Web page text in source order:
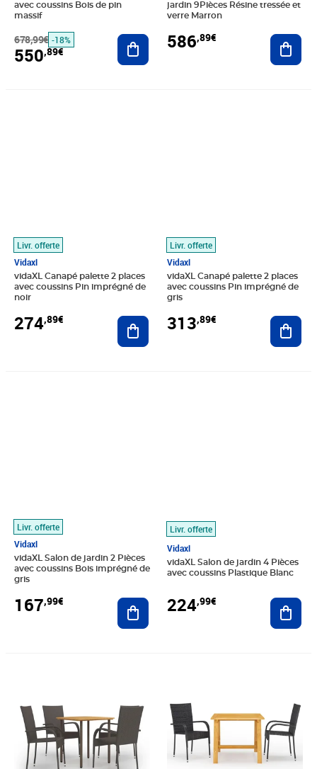
avec coussins Bois de pin
massif
678,99€ -18%
550,89€
Ajouter au panier
jardin 9Pièces Résine tressée et
verre Marron
586,89€
Livr. offerte
Vidaxl
vidaXL Canapé palette 2 places
avec coussins Pin imprégné de
noir
274,89€ Ajouter au panier
Livr. offerte
Vidaxl
vidaXL Canapé palette 2 places
avec coussins Pin imprégné de
gris
313,89€
Livr. offerte
Vidaxl
vidaXL Salon de jardin 2 Pièces
avec coussins Bois imprégné de
gris
167,99€ Ajouter au panier
Livr. offerte
Vidaxl
vidaXL Salon de jardin 4 Pièces
avec coussins Plastique Blanc
224,99€